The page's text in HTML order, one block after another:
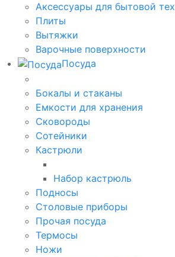
Аксессуары для бытовой
Плиты
Вытяжки
Варочные поверхности
Посуда
Бокалы и стаканы
Емкости для хранения
Сковороды
Сотейники
Кастрюли
Набор кастрюль
Подносы
Столовые приборы
Прочая посуда
Термосы
Ножи